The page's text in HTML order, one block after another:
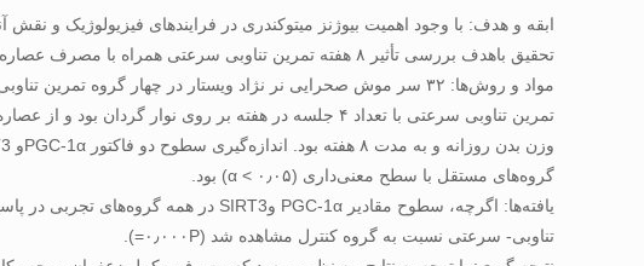
ابقه و هدف: با وجود اهمیت بیوژنز میتوکندری در فرایند‌های فیزیولوژیک و نقش
تحقیق باهدف بررسی تأثیر ۸ هفته تمرین تناوبی سرعتی همراه با مصرف عصاره زعفران بر میزان PGC-1α و SIRT3 عضلانی در موش‌های سالمند نر انجام شد.
مواد و روش‌ها: ۳۲ سر موش صحرایی نر نژاد ویستار در چهار
گروه‌های مستقل با سطح معنی‌داری (۰٫۰۵ > α) بود.
تناوبی- سرعتی نسبت به گروه کنترل مشاهده شد (۰٫۰۰۰P=).